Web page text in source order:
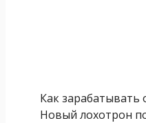
Как зарабатывать
Новый лохотрон